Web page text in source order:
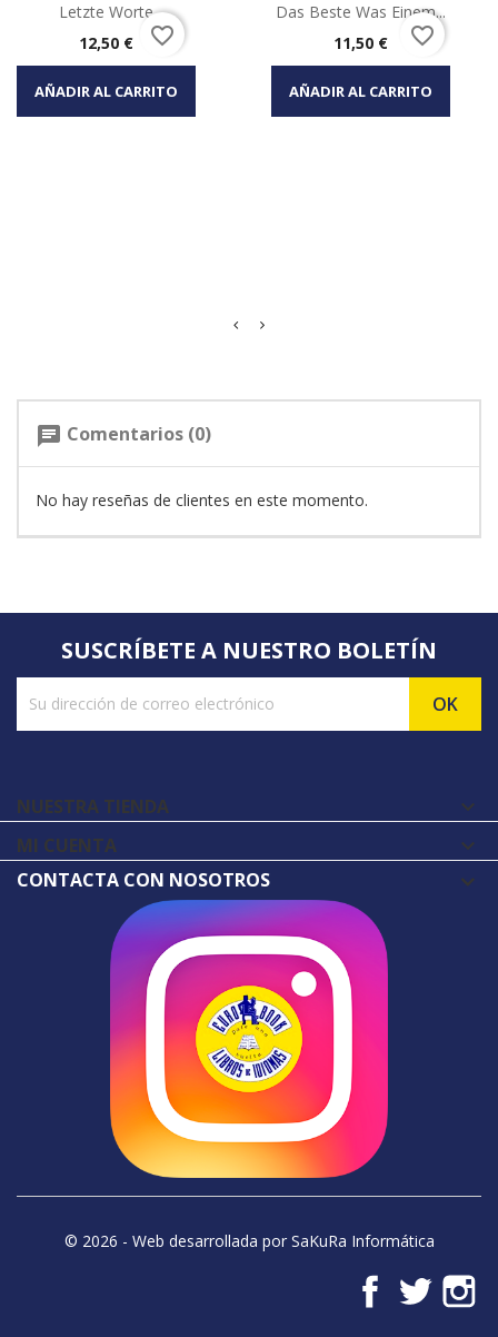
Letzte Worte
Precio
12,50 €
AÑADIR AL CARRITO
favorite_border
Das Beste Was Einem...
Precio
11,50 €
AÑADIR AL CARRITO
favorite_border
chat Comentarios (0)
No hay reseñas de clientes en este momento.
SUSCRÍBETE A NUESTRO BOLETÍN
NUESTRA TIENDA 
MI CUENTA 
CONTACTA CON NOSOTROS
© 2026 - Web desarrollada por SaKuRa Informática